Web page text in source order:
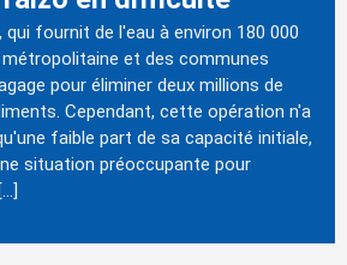
qui fournit de l'eau à environ 180 000
et des communes
pour éliminer deux millions de
Cependant, cette opération n'a
faible part de sa capacité initiale,
situation préoccupante pour